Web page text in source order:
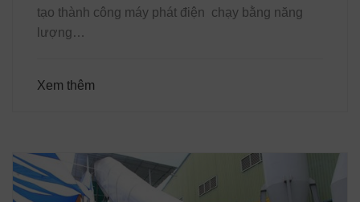
tạo thành công máy phát điện chạy bằng năng
lượng…
Xem thêm